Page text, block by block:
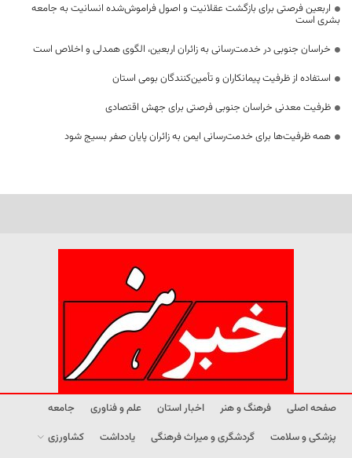
اربعین فرصتی برای بازگشت عقلانیت و اصول فراموش‌شده انسانیت به جامعه
بشری است
خراسان جنوبی در خدمت‌رسانی به زائران اربعین، الگوی همدلی و اخلاص است
استفاده از ظرفیت پیمانکاران و تأمین‌کنندگان بومی استان
ظرفیت معدنی خراسان جنوبی فرصتی برای جهش اقتصادی
همه ظرفیت‌ها برای خدمت‌رسانی ایمن به زائران پایان صفر بسیج شود
صفحه اصلی فرهنگ و هنر اخبار استان علم و فناوری
جامعه
پزشکی و سلامت
گردشگری و میراث فرهنگی یادداشت
کشاورزی